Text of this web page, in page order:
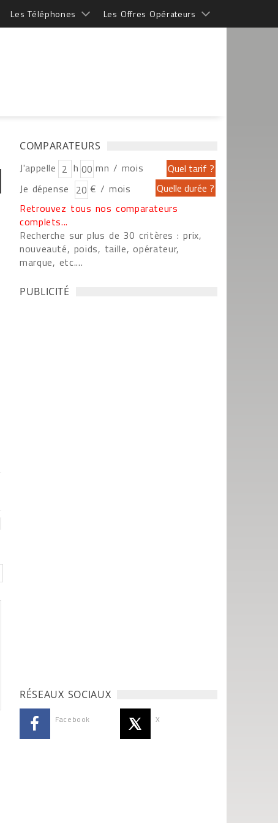
Les Téléphones Les Offres Opérateurs
COMPARATEURS
J'appelle h
mn / mois
Je dépense
€ / mois
Retrouvez tous nos comparateurs
complets...
Recherche sur plus de 30 critères : prix,
nouveauté, poids, taille, opérateur,
marque, etc....
PUBLICITÉ
RÉSEAUX SOCIAUX
Facebook X